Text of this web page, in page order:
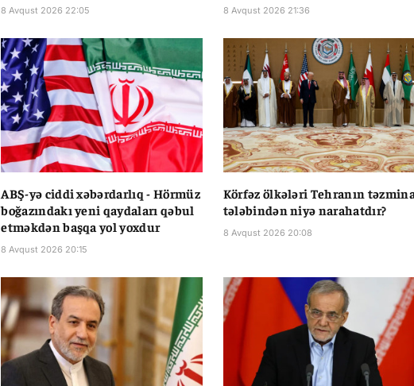
8 Avqust 2026 22:05 8 Avqust 2026 21:36
ABŞ-yə ciddi xəbərdarlıq - Hörmüz
boğazındakı yeni qaydaları qəbul
etməkdən başqa yol yoxdur
8 Avqust 2026 20:15
Körfəz ölkələri Tehranın
tələbindən niyə narahatdır?
8 Avqust 2026 20:08